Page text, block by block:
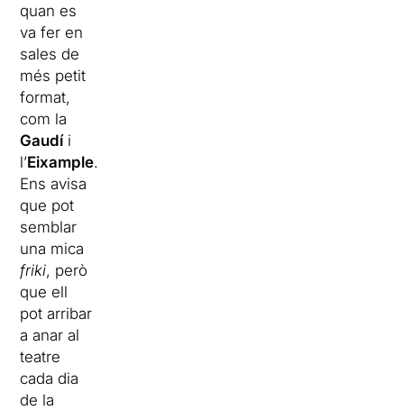
quan es
va fer en
sales de
més petit
format,
com la
Gaudíi
l’Eixample.
Ens avisa
que pot
semblar
una mica
friki, però
que ell
pot arribar
a anar al
teatre
cada dia
de la